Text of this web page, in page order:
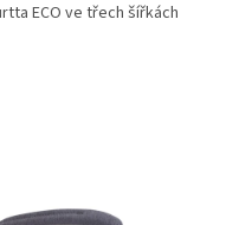
ECO ve třech šířkách